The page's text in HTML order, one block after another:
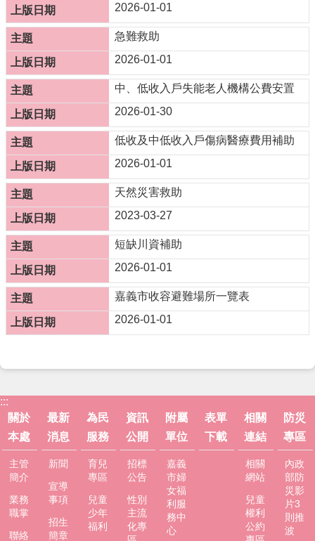
首
頁
聯
絡
資
訊
嘉
義
市
政
府
社
會
處
FB
2026-01-01
急難救助
2026-01-01
中、低收入戶失能老人機構公費安置
2026-01-30
低收及中低收入戶傷病醫療費用補助
2026-01-01
天然災害救助
2023-03-27
短缺川資補助
2026-01-01
嘉義市收容避難場所一覽表
2026-01-01
:::
關於
本處
主管
簡介
業務
職掌
聯絡
最新
消息
新聞
宣導
事項
招生
簡章
為民
服務
育兒
專區
兒童
少年
福利
資訊
公開
招標
公告
性別
主流
化專
附屬
單位
嘉義
市婦
女福
利服
務中
心
表單
下載
相關
連結
相關
網站
兒童
權利
公約
防災
專區
內政
部防
災影
片3
則推
波